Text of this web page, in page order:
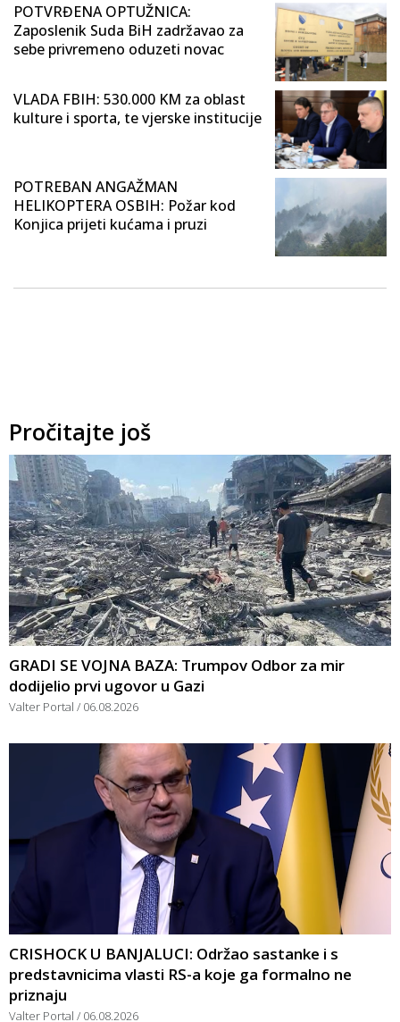
POTVRĐENA OPTUŽNICA:
Zaposlenik Suda BiH zadržavao za
sebe privremeno oduzeti novac
VLADA FBIH: 530.000 KM za oblast
kulture i sporta, te vjerske institucije
POTREBAN ANGAŽMAN
HELIKOPTERA OSBIH: Požar kod
Konjica prijeti kućama i pruzi
Pročitajte još
GRADI SE VOJNA BAZA: Trumpov Odbor za mir
dodijelio prvi ugovor u Gazi
Valter Portal 06.08.2026
CRISHOCK U BANJALUCI: Održao sastanke i s
predstavnicima vlasti RS-a koje ga formalno ne
priznaju
Valter Portal 06.08.2026